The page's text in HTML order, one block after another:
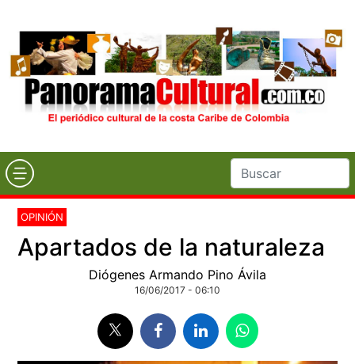
OPINIÓN
Apartados de la naturaleza
Diógenes Armando Pino Ávila
16/06/2017 - 06:10